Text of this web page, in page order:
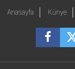
Anasayfa Künye